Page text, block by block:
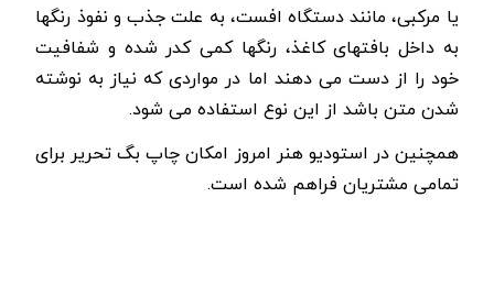
یا مرکبی، مانند دستگاه افست، به علت جذب و نفوذ رنگها
به داخل بافتهای کاغذ، رنگها کمی کدر شده و شفافیت
خود را از دست می دهند اما در مواردی که نیاز به نوشته
شدن متن باشد از این نوع استفاده می شود.
همچنین در استودیو هنر امروز امکان چاپ بگ تحریر برای
تمامی مشتریان فراهم شده است.